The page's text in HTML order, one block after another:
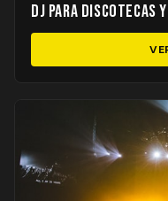
DJ para Discotecas